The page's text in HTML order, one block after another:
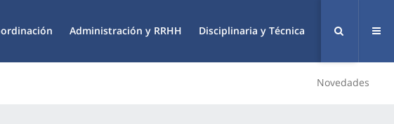
Administración y RRHH Disciplinaria y Técnica
Novedades